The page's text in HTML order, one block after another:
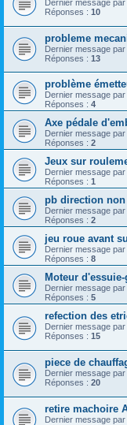
Dernier message par
Réponses : 10
probleme
Dernier message par
Réponses : 13
problème
Dernier message par
Réponses : 4
Axe pédale
Dernier message par
Réponses : 2
Jeux sur
Dernier message par
Réponses : 1
pb direction non
Dernier message par
Réponses : 2
jeu roue avant
Dernier message par
Réponses : 8
Moteur
Dernier message par
Réponses : 5
refection des
Dernier message par
Réponses : 15
piece de
Dernier message par
Réponses : 20
retire machoire
Dernier message par